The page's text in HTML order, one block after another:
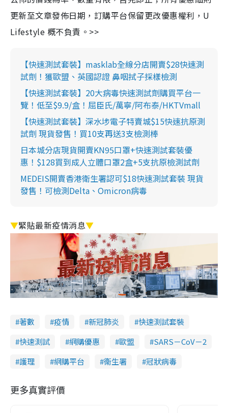
更新至文章發佈日期，訂購平台保留更改優惠權利，U
Lifestyle 概不負責。>>
【快速測試套裝】masklab全線分店開賣$28快速測
試劑！獲歐盟、英國認證 鼻咽拭子採樣檢測
【快速測試套裝】20大病毒快速測試劑購買平台一
覽！低至$9.9/盒！屈臣氏/萬寧/阿布泰/HKTVmall
【快速測試套裝】深水埗電子特賣城$15快速抗原測
試劑 現貨發售！買10支再送3支檢測棒
日本城分店現貨開賣KN95口罩+快速測試套裝優
惠！$128買到成人立體口罩2盒+5支抗原檢測試劑
MEDEIS開賣香港衛生署認可$18快速測試套裝 現貨
發售！可檢測Delta、Omicron病毒
▼緊貼最新疫情消息▼
著數 疫情 新冠肺炎
快速測試套裝
快速測試
網購優惠 歐盟
SARS－CoV－2
護理
網購平台 衞生署 冠狀病毒
更多真實評價